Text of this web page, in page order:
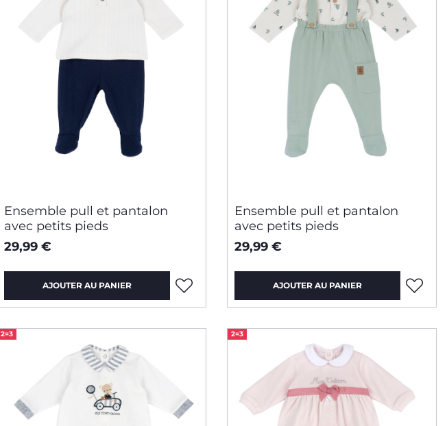
Ensemble pull et pantalon
avec petits pieds
29,99 €
AJOUTER AU PANIER
Ensemble pull et pantalon
avec petits pieds
29,99 €
AJOUTER AU PANIER
2=3 2=3